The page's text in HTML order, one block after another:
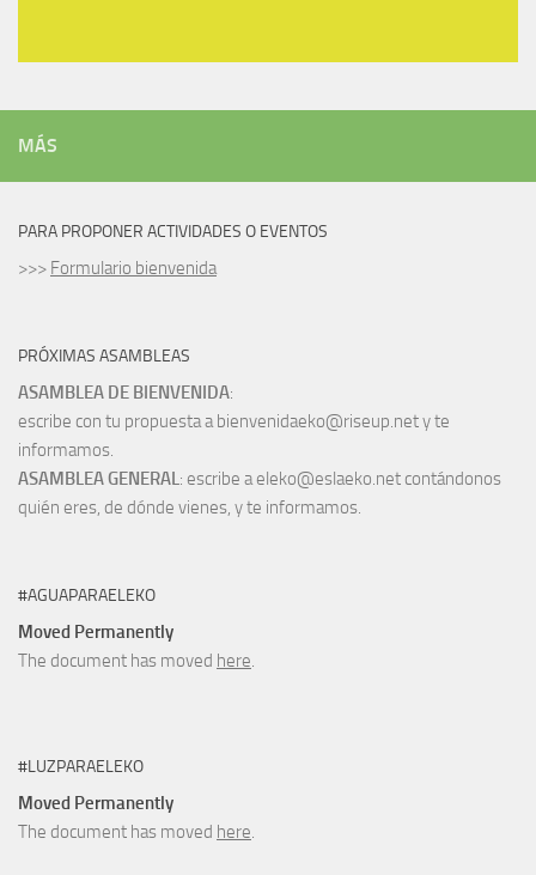
MÁS
PARA PROPONER ACTIVIDADES O EVENTOS
>>> Formulario bienvenida
PRÓXIMAS ASAMBLEAS
ASAMBLEA DE BIENVENIDA:
escribe con tu propuesta a bienvenidaeko@riseup.net y te
informamos.
ASAMBLEA GENERAL: escribe a eleko@eslaeko.net contándonos
quién eres, de dónde vienes, y te informamos.
#AGUAPARAELEKO
Moved Permanently
The document has moved here.
#LUZPARAELEKO
Moved Permanently
The document has moved here.